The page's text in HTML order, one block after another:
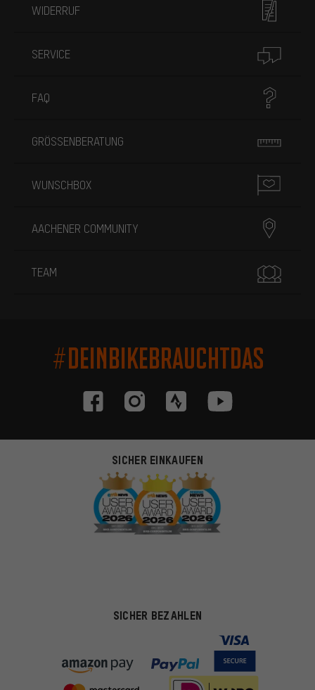
WIDERRUF
SERVICE
FAQ
GRÖSSENBERATUNG
WUNSCHBOX
AACHENER COMMUNITY
TEAM
#DEINBIKEBRAUCHTDAS
SICHER EINKAUFEN
SICHER BEZAHLEN